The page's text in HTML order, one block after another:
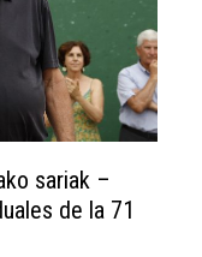
sariak –
de la 71